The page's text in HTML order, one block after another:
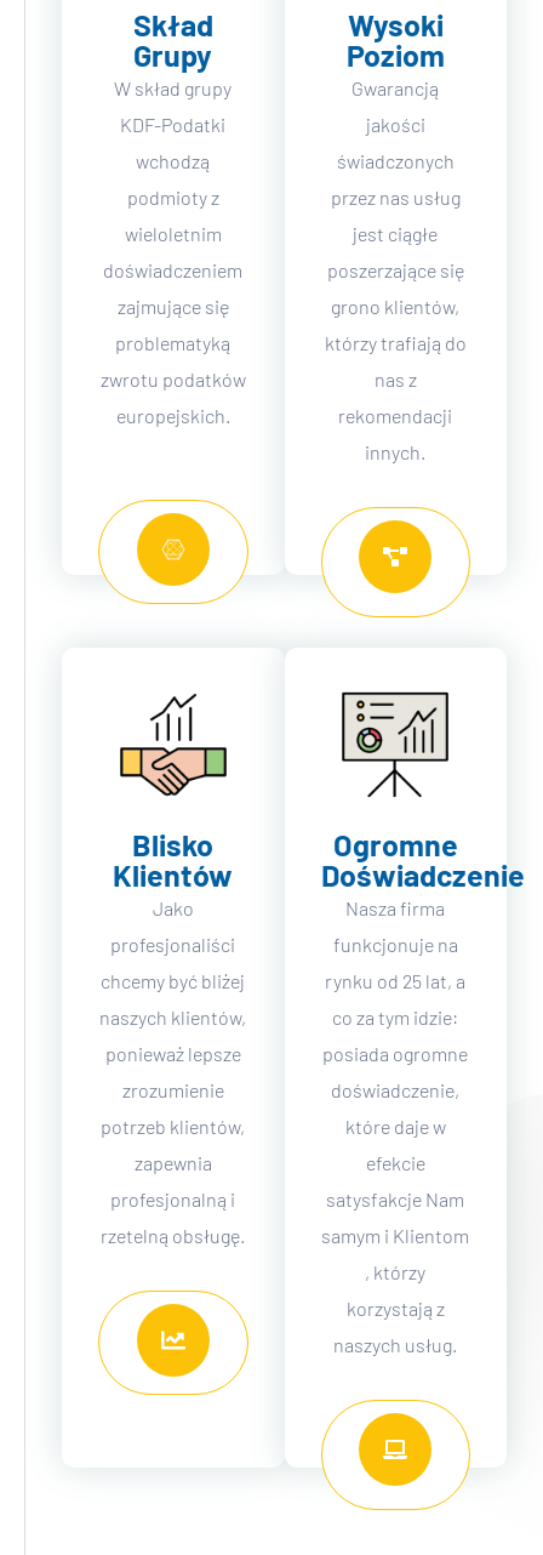
Skład
Grupy
W skład grupy
KDF-Podatki
wchodzą
podmioty z
wieloletnim
doświadczeniem
zajmujące się
problematyką
zwrotu podatków
europejskich.
Wysoki
Poziom
Gwarancją
jakości
świadczonych
przez nas usług
jest ciągłe
poszerzające się
grono klientów,
którzy trafiają do
nas z
rekomendacji
innych.
Blisko
Klientów
Jako
profesjonaliści
chcemy być bliżej
naszych klientów,
ponieważ lepsze
zrozumienie
potrzeb klientów,
zapewnia
profesjonalną i
rzetelną obsługę.
Ogromne
Doświadczenie
Nasza firma
funkcjonuje na
rynku od 25 lat, a
co za tym idzie:
posiada ogromne
doświadczenie,
które daje w
efekcie
satysfakcje Nam
samym i Klientom
, którzy
korzystają z
naszych usług.